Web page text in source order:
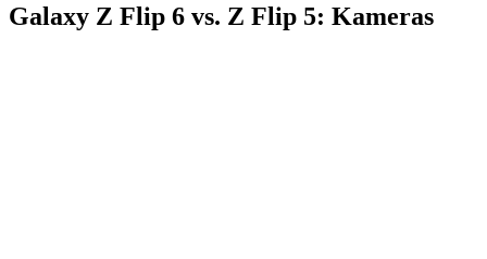
Galaxy Z Flip 6 vs. Z Flip 5: Kameras